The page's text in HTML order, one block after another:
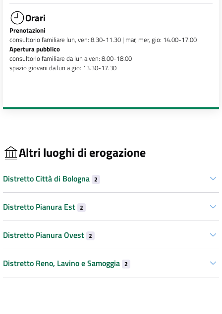
Orari
Prenotazioni
consultorio familiare lun, ven: 8.30-11.30 | mar, mer, gio: 14.00-17.00
Apertura pubblico
consultorio familiare da lun a ven: 8.00-18.00
spazio giovani da lun a gio: 13.30-17.30
Altri luoghi di erogazione
Distretto Città di Bologna 2
Distretto Pianura Est 2
Distretto Pianura Ovest 2
Distretto Reno, Lavino e Samoggia 2